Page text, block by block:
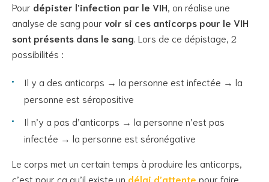
Pour dépister l’infection par le VIH , on réalise une
analyse de sang pourvoir si ces anticorps pour le VIH
sont présents dans le sang . Lors de ce dépistage, 2
possibilités :
Il y a des anticorps → la personne est infectée → la
personne est séropositive
Il n’y a pas d’anticorps → la personne n’est pas
infectée → la personne est séronégative
Le corps met un certain temps à produire les anticorps,
c’est pour ça qu’il existe un délai d’attente pour faire